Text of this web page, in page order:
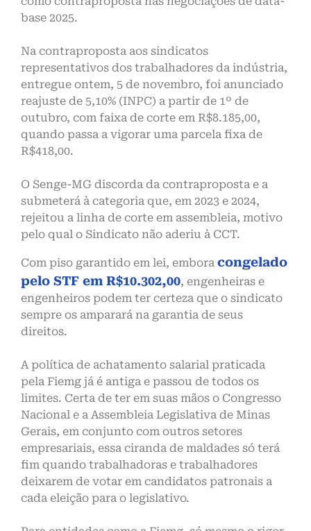
base 2025.
Na contraproposta aos sindicatos
representativos dos trabalhadores da indústria,
entregue ontem, 5 de novembro, foi anunciado
reajuste de 5,10% (INPC) a partir de 1º de
outubro, com faixa de corte em R$8.185,00,
quando passa a vigorar uma parcela fixa de
R$418,00.
O Senge-MG discorda da contraproposta e a
submeterá à categoria que, em 2023 e 2024,
rejeitou a linha de corte em assembleia, motivo
pelo qual o Sindicato não aderiu à CCT.
Com piso garantido em lei, embora congelado
pelo STF em R$10.302,00, engenheiras e
engenheiros podem ter certeza que o sindicato
sempre os amparará na garantia de seus
direitos.
A política de achatamento salarial praticada
pela Fiemg já é antiga e passou de todos os
limites. Certa de ter em suas mãos o Congresso
Nacional e a Assembleia Legislativa de Minas
Gerais, em conjunto com outros setores
empresariais, essa ciranda de maldades só terá
fim quando trabalhadoras e trabalhadores
deixarem de votar em candidatos patronais a
cada eleição para o legislativo.